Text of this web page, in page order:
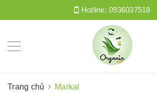
Hotline:0936037518
Trang chủ Markal